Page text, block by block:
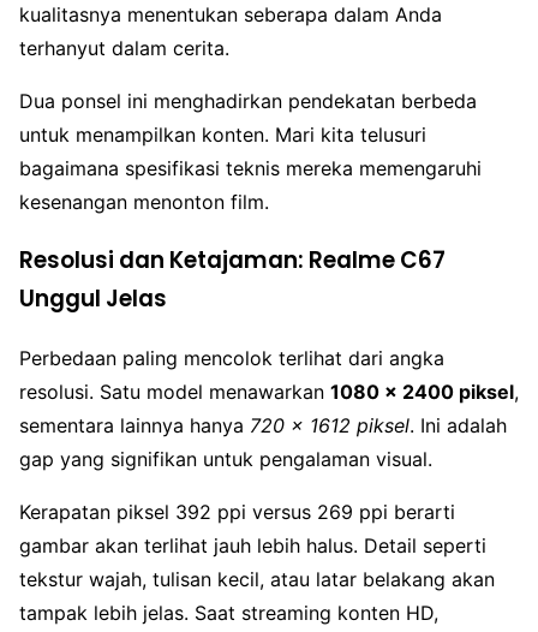
kualitasnya menentukan seberapa dalam Anda
terhanyut dalam cerita.
Dua ponsel ini menghadirkan pendekatan berbeda
untuk menampilkan konten. Mari kita telusuri
bagaimana spesifikasi teknis mereka memengaruhi
kesenangan menonton film.
Resolusi dan Ketajaman: Realme C67
Unggul Jelas
Perbedaan paling mencolok terlihat dari angka
resolusi. Satu model menawarkan 1080 x 2400 piksel,
sementara lainnya hanya 720 x 1612 piksel. Ini adalah
gap yang signifikan untuk pengalaman visual.
Kerapatan piksel 392 ppi versus 269 ppi berarti
gambar akan terlihat jauh lebih halus. Detail seperti
tekstur wajah, tulisan kecil, atau latar belakang akan
tampak lebih jelas. Saat streaming konten HD,